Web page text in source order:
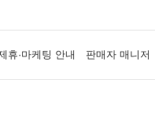
휴·마케팅 안내 판매자 매니저